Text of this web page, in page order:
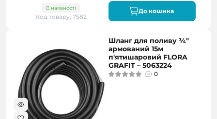
В наявності
Код товару: 7582
До кошика
Шланг для поливу ¾"
армований 15м
п'ятишаровий FLORA
GRAFIT – 5063224
0